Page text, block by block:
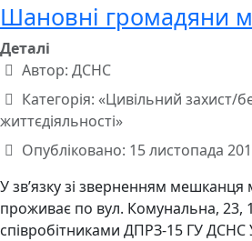
Шановні громадяни
Деталі
Автор: ДСНС
Категорія: «Цивільний захист/
життєдіяльності»
Опубліковано: 15 листопада
У зв’язку зі зверненням мешканця
проживає по вул. Комунальна, 23,
співробітниками ДПРЗ-15 ГУ ДСНС